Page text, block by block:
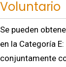
Voluntario
Se pueden
en la Categoría
conjuntamente